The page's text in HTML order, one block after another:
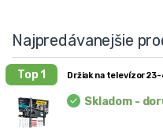
Najpredávanejšie
Top 1 Držiak na televízor
Skladom -